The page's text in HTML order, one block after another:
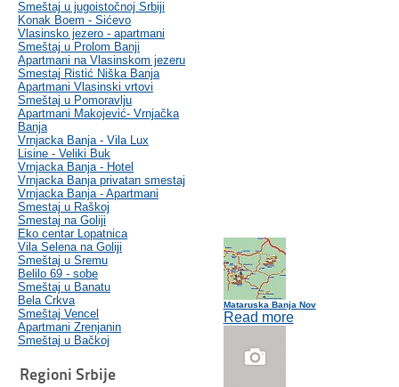
Smeštaj u jugoistočnoj Srbiji
Konak Boem - Sićevo
Vlasinsko jezero - apartmani
Smeštaj u Prolom Banji
Apartmani na Vlasinskom jezeru
Smestaj Ristić Niška Banja
Apartmani Vlasinski vrtovi
Smeštaj u Pomoravlju
Apartmani Makojević- Vrnjačka
Banja
Vrnjacka Banja - Vila Lux
Lisine - Veliki Buk
Vrnjacka Banja - Hotel
Vrnjacka Banja privatan smestaj
Vrnjacka Banja - Apartmani
Smestaj u Raškoj
Smestaj na Goliji
Eko centar Lopatnica
Vila Selena na Goliji
Smeštaj u Sremu
Belilo 69 - sobe
Smeštaj u Banatu
Bela Crkva
Smeštaj Vencel
Apartmani Zrenjanin
Smeštaj u Bačkoj
Regioni Srbije
Mataruska Banja Nov
Read more